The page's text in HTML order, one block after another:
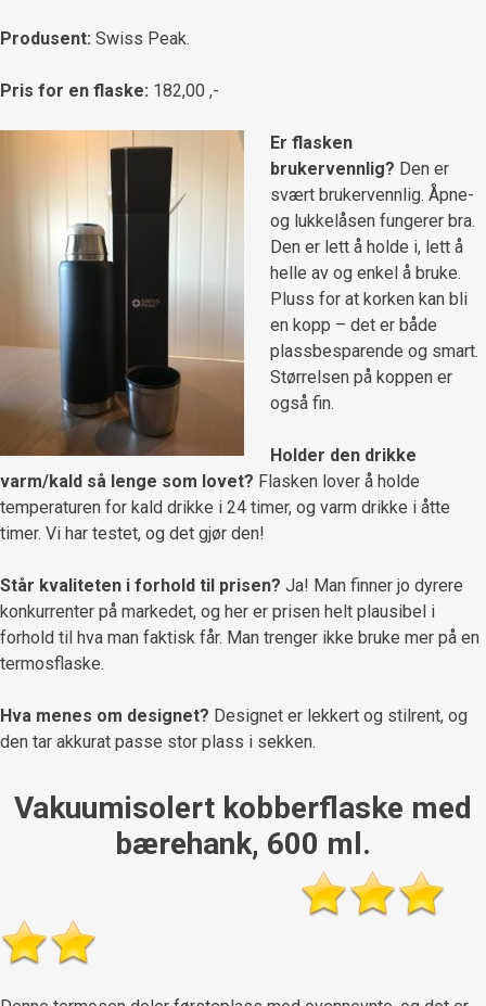
Produsent: Swiss Peak.
Pris for en flaske: 182,00 ,-
Er flasken
brukervennlig? Den er
svært brukervennlig. Åpne-
og lukkelåsen fungerer bra.
Den er lett å holde i, lett å
helle av og enkel å bruke.
Pluss for at korken kan bli
en kopp – det er både
plassbesparende og smart.
Størrelsen på koppen er
også fin.
Holder den drikke
varm/kald så lenge som lovet? Flasken lover å holde
temperaturen for kald drikke i 24 timer, og varm drikke i åtte
timer. Vi har testet, og det gjør den!
Står kvaliteten i forhold til prisen? Ja! Man finner jo dyrere
konkurrenter på markedet, og her er prisen helt plausibel i
forhold til hva man faktisk får. Man trenger ikke bruke mer på en
termosflaske.
Hva menes om designet? Designet er lekkert og stilrent, og
den tar akkurat passe stor plass i sekken.
Vakuumisolert kobberflaske med
bærehank, 600 ml.